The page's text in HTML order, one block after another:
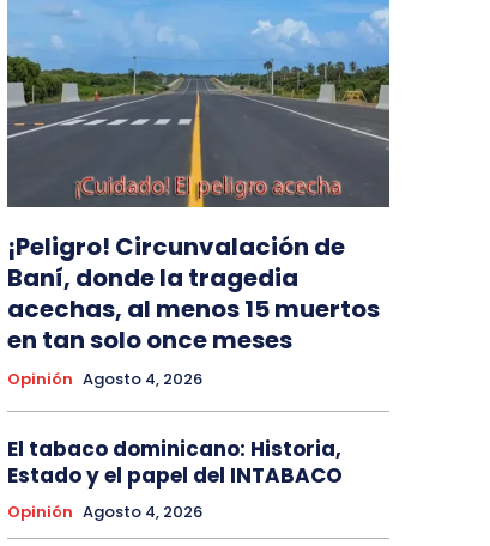
¡Peligro! Circunvalación de
Baní, donde la tragedia
acechas, al menos 15 muertos
en tan solo once meses
Opinión Agosto 4, 2026
El tabaco dominicano: Historia,
Estado y el papel del INTABACO
Opinión Agosto 4, 2026